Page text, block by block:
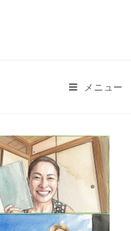
メニュー